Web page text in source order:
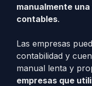
manualmente
contables.
Las empresas
contabilidad y
manual lenta y
empresas que